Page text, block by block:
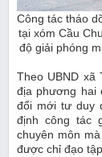
Công tác tháo
tại xóm Cầu
độ giải phóng
Theo UBND xã
địa phương hai
đổi mới tư duy
định công tác
chuyên môn
được chỉ đạo